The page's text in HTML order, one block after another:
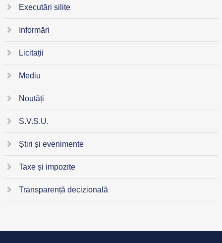
Executări silite
Informări
Licitații
Mediu
Noutăți
S.V.S.U.
Știri și evenimente
Taxe și impozite
Transparență decizională